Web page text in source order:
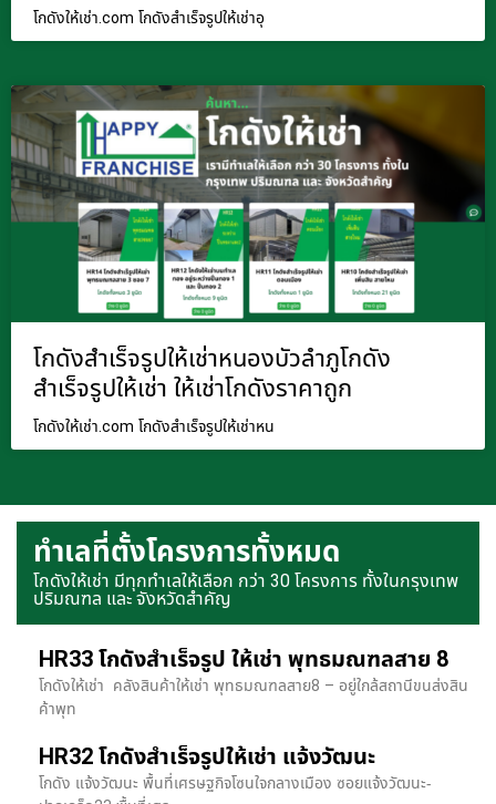
โกดังให้เช่า.com โกดังสำเร็จรูปให้เช่าอุ
โกดังสำเร็จรูปให้เช่าหนองบัวลำภูโกดัง
สำเร็จรูปให้เช่า ให้เช่าโกดังราคาถูก
โกดังให้เช่า.com โกดังสำเร็จรูปให้เช่าหน
ทำเลที่ตั้งโครงการทั้งหมด
โกดังให้เช่า มีทุกทำเลให้เลือก กว่า 30 โครงการ ทั้งในกรุงเทพ
ปริมณฑล และ จังหวัดสำคัญ
HR33 โกดังสำเร็จรูป ให้เช่า พุทธมณฑลสาย 8
โกดังให้เช่า คลังสินค้าให้เช่า พุทธมณฑลสาย8 – อยู่ใกล้สถานีขนส่งสิน
ค้าพุท
HR32 โกดังสำเร็จรูปให้เช่า แจ้งวัฒนะ
โกดัง แจ้งวัฒนะ พื้นที่เศรษฐกิจโซนใจกลางเมือง ซอยแจ้งวัฒนะ-